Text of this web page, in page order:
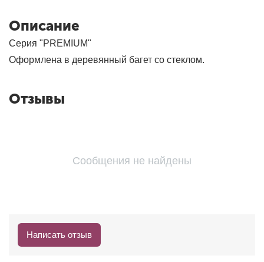
Описание
Серия "PREMIUM"
Оформлена в деревянный багет со стеклом.
Отзывы
Сообщения не найдены
Написать отзыв